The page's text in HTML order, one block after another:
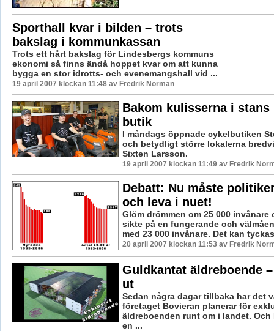
Sporthall kvar i bilden – trots
bakslag i kommunkassan
Trots ett hårt bakslag för Lindesbergs kommuns
ekonomi så finns ändå hoppet kvar om att kunna
bygga en stor idrotts- och evenemangshall vid ...
19 april 2007 klockan 11:48 av Fredrik Norman
Bakom kulisserna i stans
butik
I måndags öppnade cykelbutiken
och betydligt större lokalerna
Sixten Larsson.
19 april 2007 klockan 11:49 av Fredrik
Debatt: Nu måste
och leva i nuet!
Glöm drömmen om 25 000
sikte på en fungerande och
med 23 000 invånare. Det kan
20 april 2007 klockan 11:53 av Fredrik
Guldkantat äldreboende
ut
Sedan några dagar tillbaka har det
företaget Bovieran planerar för
äldreboenden runt om i landet. Och
en ...